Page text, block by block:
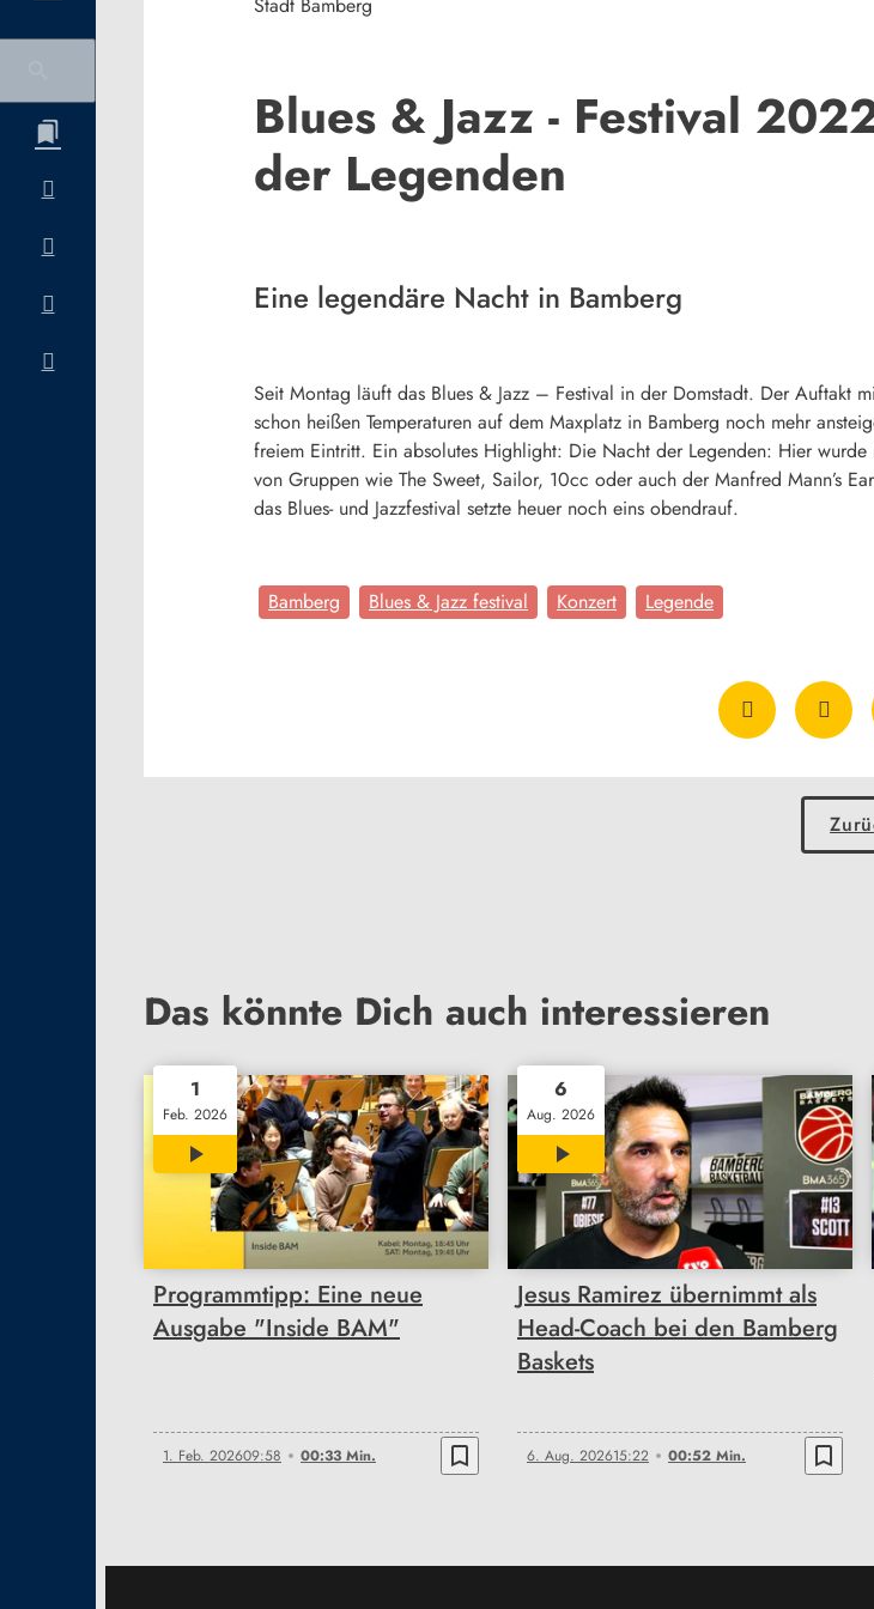
Stadt Bamberg
Blues & Jazz - Festival
der Legenden
Eine legendäre Nacht in Bamberg
Seit Montag läuft das Blues & Jazz – Festival in der Domstadt. Der Auftakt
schon heißen Temperaturen auf dem Maxplatz in Bamberg noch mehr
freiem Eintritt. Ein absolutes Highlight: Die Nacht der Legenden: Hier
von Gruppen wie The Sweet, Sailor, 10cc oder auch der Manfred Mann’s
das Blues- und Jazzfestival setzte heuer noch eins obendrauf.
Bamberg Blues & Jazz festival Konzert Legende
Das könnte Dich auch interessieren
1
Feb. 2026
00:33
Programmtipp: Eine neue
Ausgabe "Inside BAM"
1. Feb. 202609:58 00:33 Min. bookmark_border
6
Aug. 2026
00:52
Jesus Ramirez übernimmt als
Head-Coach bei den Bamberg
Baskets
6. Aug. 202615:22 00:52 Min. bookmark_border